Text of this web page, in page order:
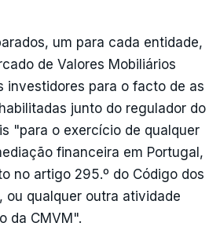
um para cada entidade,
de Valores Mobiliários
investidores para o facto de as
junto do regulador do
"para o exercício de qualquer
financeira em Portugal,
no artigo 295.º do Código dos
ou qualquer outra atividade
da CMVM".